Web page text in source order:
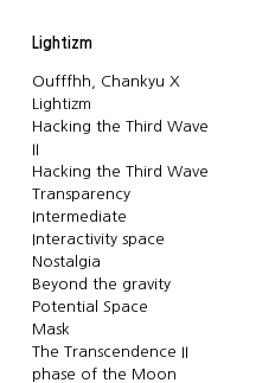
Lightizm
Oufffhh, Chankyu X
Lightizm
Hacking the Third Wave
II
Hacking the Third Wave
Transparency
Intermediate
Interactivity space
Nostalgia
Beyond the gravity
Potential Space
Mask
The Transcendence II
phase of the Moon